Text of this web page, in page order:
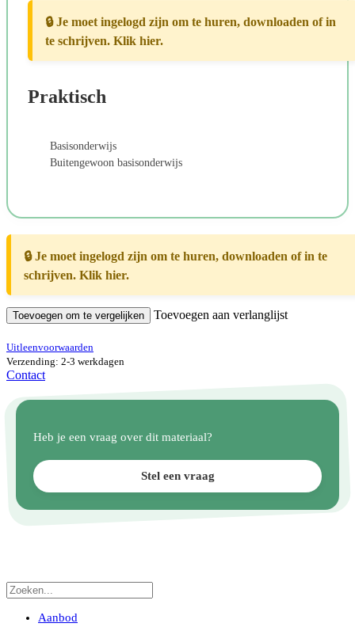
🔒 Je moet ingelogd zijn om te huren, downloaden of in
te schrijven. Klik hier.
Praktisch
Basisonderwijs
Buitengewoon basisonderwijs
🔒 Je moet ingelogd zijn om te huren, downloaden of in te
schrijven. Klik hier.
Toevoegen om te vergelijken Toevoegen aan verlanglijst
Uitleenvoorwaarden
Verzending: 2-3 werkdagen
Contact
Heb je een vraag over dit materiaal?
Stel een vraag
Aanbod